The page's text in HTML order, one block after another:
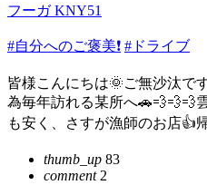
フーガ KNY51
#自分へのご褒美❗️ #ドライブ
皆様こんにちは🌞ご無沙汰で
為毎年訪れる某所へ🚗💨💨💨
も安く、さすが漁師のお店👍
thumb_up 83
comment2